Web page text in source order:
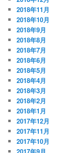
2018年11月
2018年10月
2018年9月
2018年8月
2018年7月
2018年6月
2018年5月
2018年4月
2018年3月
2018年2月
2018年1月
2017年12月
2017年11月
2017年10月